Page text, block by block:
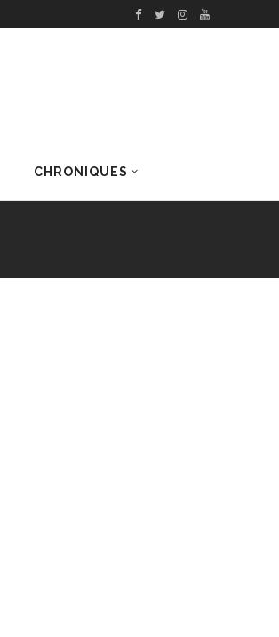
CHRONIQUES
DERNIERS ARTICLES